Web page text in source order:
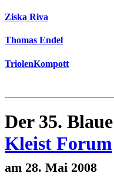
Ziska Riva
Thomas Endel
TriolenKompott
Der 35.
Kleist Forum
am 28. Mai 2008